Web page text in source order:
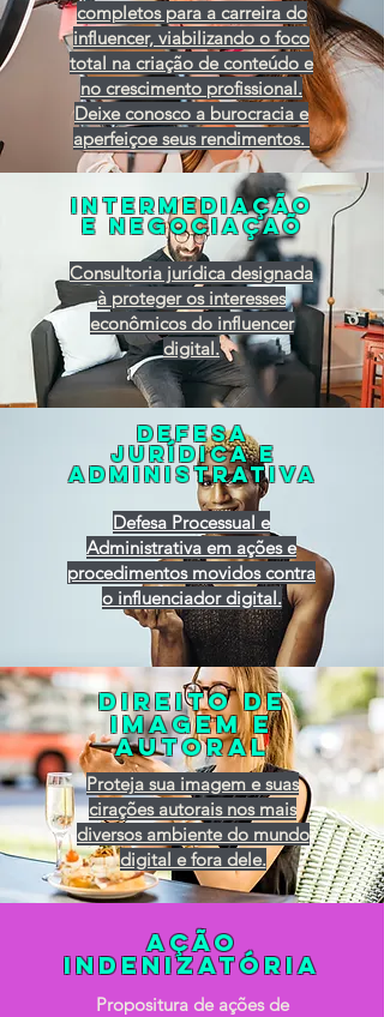
completos para a carreira do
influencer, viabilizando o foco
total na criação de conteúdo e
no crescimento profissional.
Deixe conosco a burocracia e
aperfeiçoe seus rendimentos.
INTERMEDIAÇÃO
E NEGOCIAÇAÕ
Consultoria jurídica designada
à proteger os interesses
econômicos do influencer
digital.
defesa
jurídica e
administrativa
Defesa Processual e
Administrativa em ações e
procedimentos movidos contra
o influenciador digital.
Direito de
imagem e
autoral
Proteja sua imagem e suas
cirações autorais nos mais
diversos ambiente do mundo
digital e fora dele.
Ação
indenizatória
Propositura de ações de